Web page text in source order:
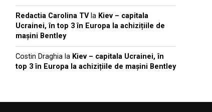
Redactia Carolina TVla Kiev – capitala
Ucrainei, în top 3 în Europa la achizițiile de
mașini Bentley
Costin Draghia la Kiev – capitala Ucrainei, în
top 3 în Europa la achizițiile de mașini Bentley